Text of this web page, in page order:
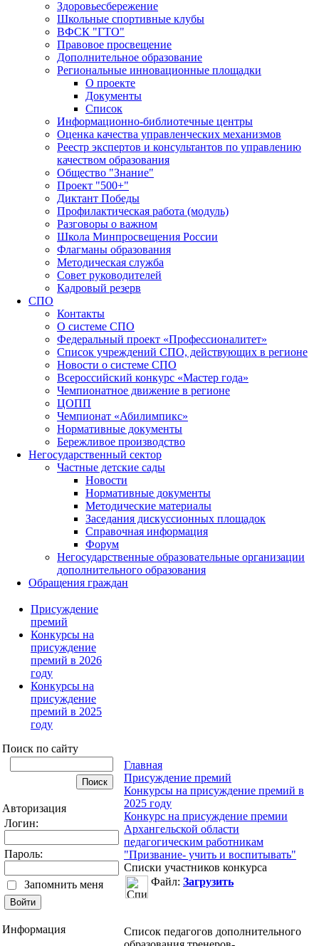
Здоровьесбережение
Школьные спортивные клубы
ВФСК "ГТО"
Правовое просвещение
Дополнительное образование
Региональные инновационные площадки
О проекте
Документы
Список
Информационно-библиотечные центры
Оценка качества управленческих механизмов
Реестр экспертов и консультантов по управлению
качеством образования
Общество "Знание"
Проект "500+"
Диктант Победы
Профилактическая работа (модуль)
Разговоры о важном
Школа Минпросвещения России
Флагманы образования
Методическая служба
Совет руководителей
Кадровый резерв
СПО
Контакты
О системе СПО
Федеральный проект «Профессионалитет»
Список учреждений СПО, действующих в регионе
Новости о системе СПО
Всероссийский конкурс «Мастер года»
Чемпионатное движение в регионе
ЦОПП
Чемпионат «Абилимпикс»
Нормативные документы
Бережливое производство
Негосударственный сектор
Частные детские сады
Новости
Нормативные документы
Методические материалы
Заседания дискуссионных площадок
Справочная информация
Форум
Негосударственные образовательные организации
дополнительного образования
Обращения граждан
Присуждение
премий
Конкурсы на
присуждение
премий в 2026
году
Конкурсы на
присуждение
премий в 2025
году
Поиск по сайту
Авторизация
Логин:
Пароль:
Запомнить меня
Информация
Главная
Присуждение премий
Конкурсы на присуждение премий в
2025 году
Конкурс на присуждение премии
Архангельской области
педагогическим работникам
"Призвание- учить и воспитывать"
Списки участников конкурса
Файл: Загрузить
Список педагогов дополнительного